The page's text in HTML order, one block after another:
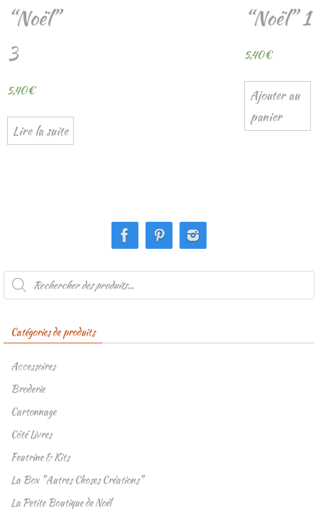
“Noël”
3
5,40€
Lire la suite
“Noël” 1
5,40€
Ajouter au
panier
Recherche
produits
Catégories de produits
Accessoires
Broderie
Cartonnage
Côté Livres
Feutrine & Kits
La Box "Autres Choses Créations"
La Petite Boutique de Noël